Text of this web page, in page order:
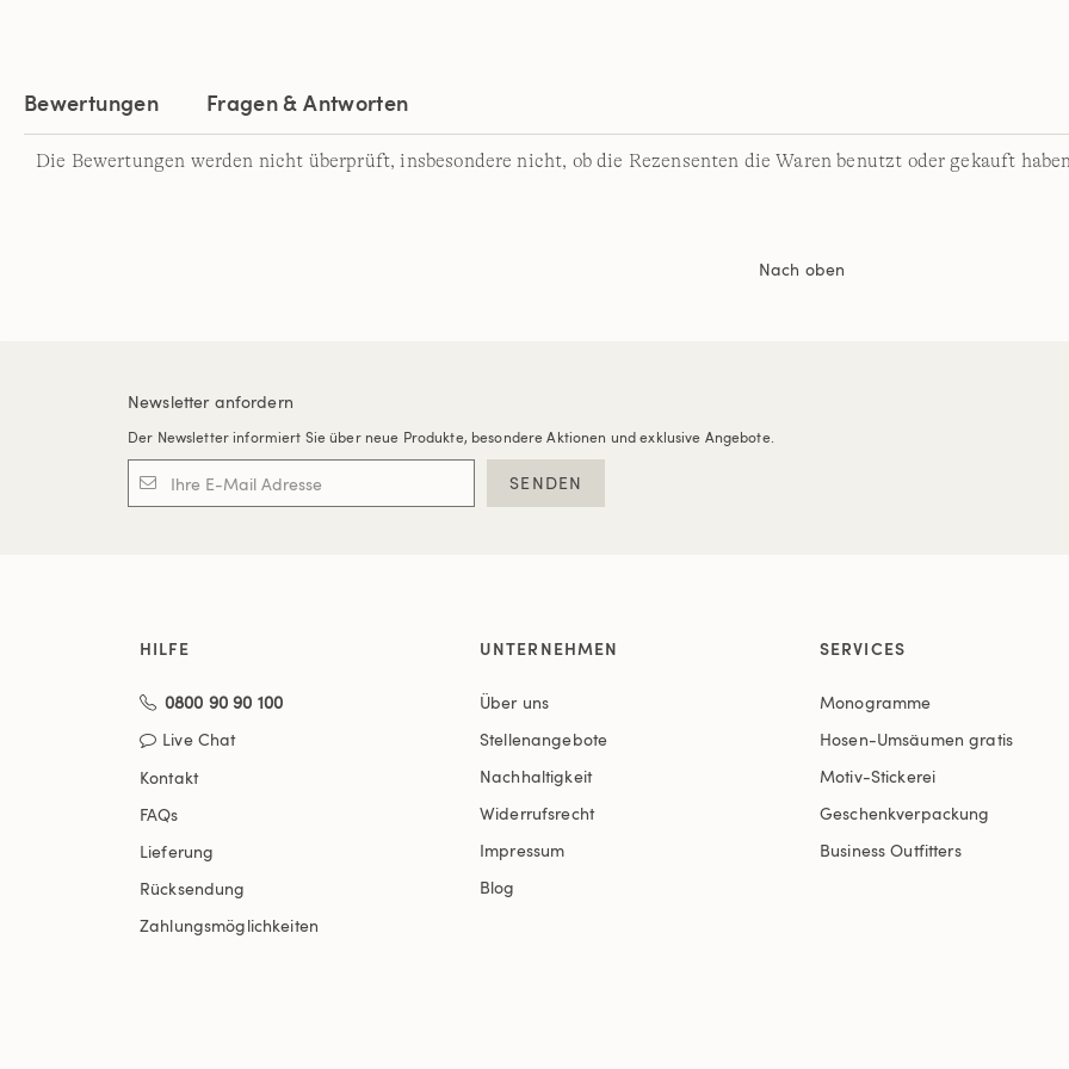
Bewertungen Fragen & Antworten
Die Bewertungen werden nicht überprüft, insbesondere nicht, ob die Rezensenten die Waren benutzt oder gekauft
Nach oben
Newsletter anfordern
Der Newsletter informiert Sie über neue Produkte, besondere Aktionen und exklusive Angebote.
SENDEN
HILFE
0800 90 90 100
Live Chat
Kontakt
FAQs
Lieferung
Rücksendung
Zahlungsmöglichkeiten
UNTERNEHMEN
Über uns
Stellenangebote
Nachhaltigkeit
Widerrufsrecht
Impressum
Blog
SERVICES
Monogramme
Hosen-Umsäumen gratis
Motiv-Stickerei
Geschenkverpackung
Business Outfitters